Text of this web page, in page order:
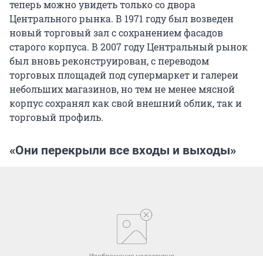
теперь можно увидеть только со двора
Центрального рынка. В 1971 году был возведен
новый торговый зал с сохранением фасадов
старого корпуса. В 2007 году Центральный рынок
был вновь реконструирован, с переводом
торговых площадей под супермаркет и галереи
небольших магазинов, но тем не менее мясной
корпус сохранял как свой внешний облик, так и
торговый профиль.
«Они перекрыли все входы и выходы»